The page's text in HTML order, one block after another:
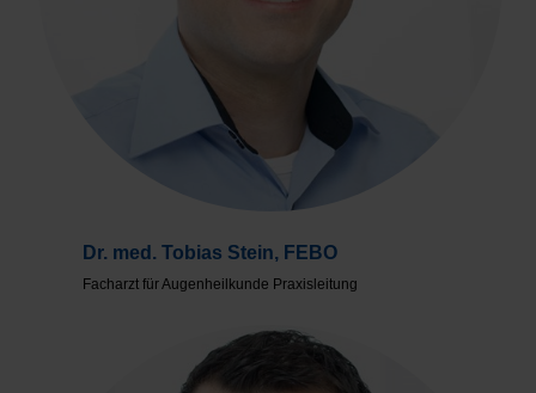
Dr. med. Tobias Stein, FEBO
Facharzt für Augenheilkunde Praxisleitung